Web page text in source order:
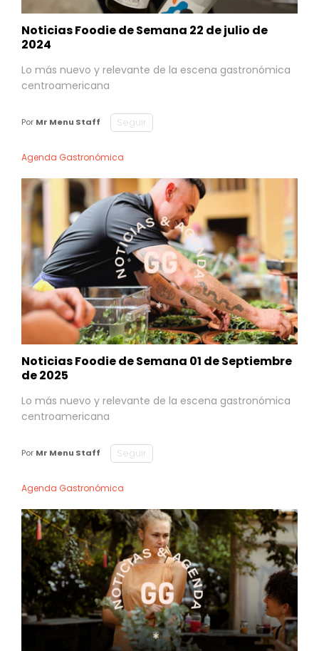
Noticias Foodie de Semana 22 de julio de
2024
Lo más nuevo y relevante de la escena gastronómica
centroamericana
Por Mr Menu Staff Seguir
Agenda Gastronómica
Noticias Foodie de Semana 01 de Septiembre
de 2025
Lo más nuevo y relevante de la escena gastronómica
centroamericana
Por Mr Menu Staff Seguir
Agenda Gastronómica